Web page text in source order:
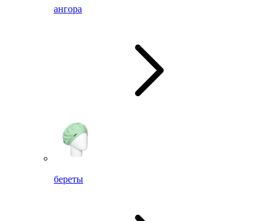
ангора
береты